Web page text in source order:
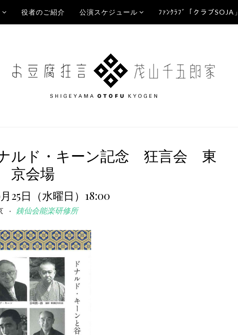
役者のご紹介 公演スケジュール ﾌｧﾝｸﾗﾌﾞ「クラブSOJA」
ルド・キーン記念 狂言会 東
京会場
25日（水曜日）18:00
銕仙会能楽研修所